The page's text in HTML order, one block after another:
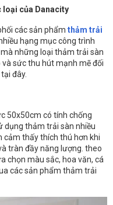
loại của Danacity
các sản phẩm thảm trải
hạng mục công trình
những loại thảm trải sàn
sức thu hút mạnh mẽ đối
đây.
50x50cm có tính chống
dụng thảm trải sàn nhiều
cảm thấy thích thú hơn khi
tràn đầy năng lượng. theo
chọn màu sắc, hoa văn, cá
các sản phẩm thảm trải